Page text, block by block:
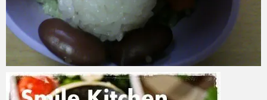
azuki 2017年6月6日